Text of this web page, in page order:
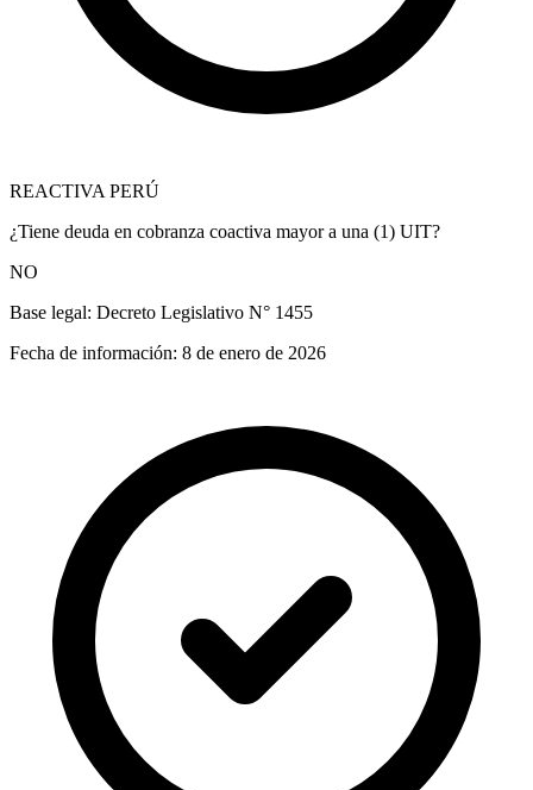
REACTIVA PERÚ
¿Tiene deuda en cobranza coactiva mayor a una (1) UIT?
NO
Base legal: Decreto Legislativo N° 1455
Fecha de información: 8 de enero de 2026